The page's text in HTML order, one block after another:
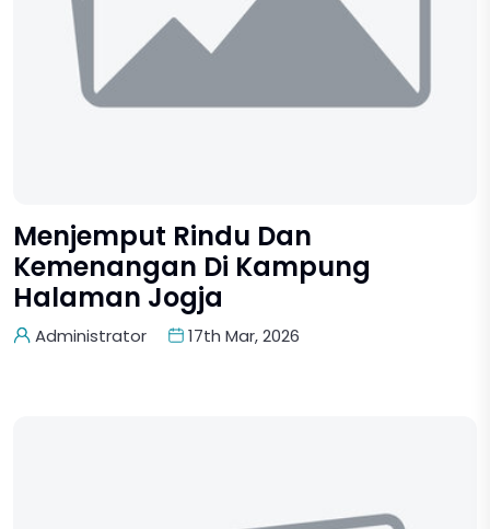
Menjemput Rindu Dan
Kemenangan Di Kampung
Halaman Jogja
Administrator 17th Mar, 2026